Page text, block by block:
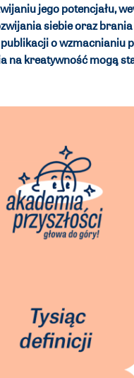
jego potencjału,
siebie oraz
publikacji o wzmacnianiu
na kreatywność mogą